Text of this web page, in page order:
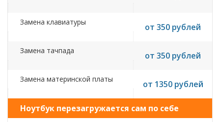
Замена клавиатуры от 350 рублей
Замена тачпада от 350 рублей
Замена материнской платы от 1350 рублей
Ноутбук перезагружается сам по себе